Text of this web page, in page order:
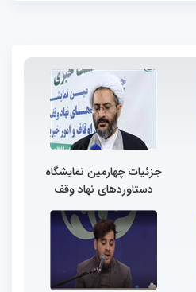
جزئیات چهارمین نمایشگاه
دستاوردهای نهاد وقف